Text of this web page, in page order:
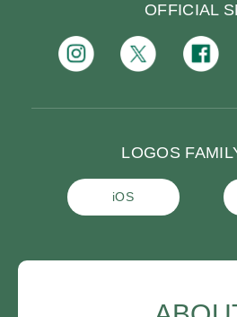
OFFICIAL
LOGOS
iOS